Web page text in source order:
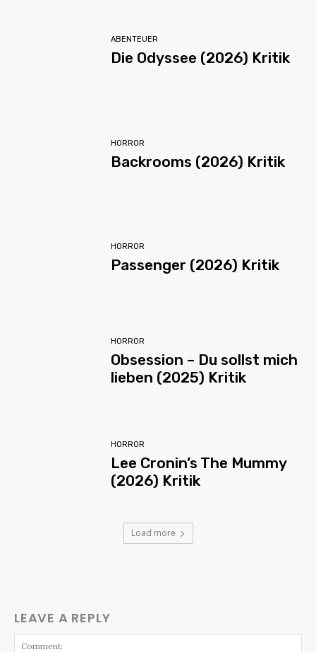
ABENTEUER
Die Odyssee (2026) Kritik
HORROR
Backrooms (2026) Kritik
HORROR
Passenger (2026) Kritik
HORROR
Obsession – Du sollst mich
lieben (2025) Kritik
HORROR
Lee Cronin’s The Mummy
(2026) Kritik
Load more
LEAVE A REPLY